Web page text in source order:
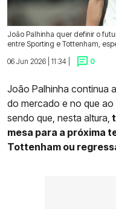
João Palhinha quer definir o
entre Sporting e Tottenham,
06 Jun 2026 | 11:34 |
0
João Palhinha continua
do mercado e no que ao
sendo que, nesta altura,
mesa para a próxima
Tottenham ou